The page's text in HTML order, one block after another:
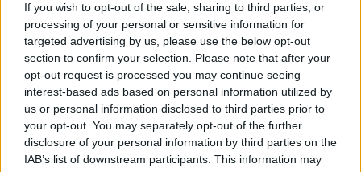
If you wish to opt-out of the sale, sharing to third parties, or
processing of your personal or sensitive information for
targeted advertising by us, please use the below opt-out
section to confirm your selection. Please note that after your
opt-out request is processed you may continue seeing
interest-based ads based on personal information utilized by
us or personal information disclosed to third parties prior to
your opt-out. You may separately opt-out of the further
disclosure of your personal information by third parties on the
IAB’s list of downstream participants. This information may
06 ΑΥΓ 2026
Σλοβακία: Ρεκόρ υψηλής
θερμοκρασίας με 42,2 βαθμούς
Κελσίου
06 ΑΥΓ 2026
Η τεχνητή νοημοσύνη δημιούργησε
ιούς που δεν υπάρχουν στη φύση
06 ΑΥΓ 2026